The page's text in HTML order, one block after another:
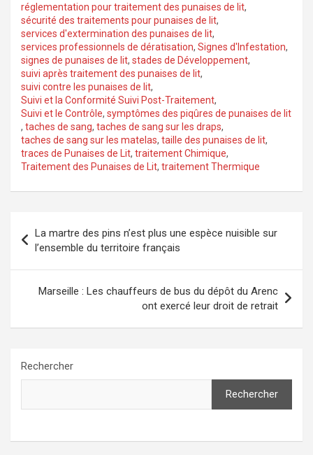
réglementation pour traitement des punaises de lit,
sécurité des traitements pour punaises de lit,
services d'extermination des punaises de lit,
services professionnels de dératisation, Signes d'Infestation,
signes de punaises de lit, stades de Développement,
suivi après traitement des punaises de lit,
suivi contre les punaises de lit,
Suivi et la Conformité Suivi Post-Traitement,
Suivi et le Contrôle, symptômes des piqûres de punaises de lit
, taches de sang, taches de sang sur les draps,
taches de sang sur les matelas, taille des punaises de lit,
traces de Punaises de Lit, traitement Chimique,
Traitement des Punaises de Lit, traitement Thermique
de
l’article
La martre des pins n’est plus une espèce nuisible sur
l’ensemble du territoire français
Marseille : Les chauffeurs de bus du dépôt du Arenc
ont exercé leur droit de retrait
Rechercher
Rechercher